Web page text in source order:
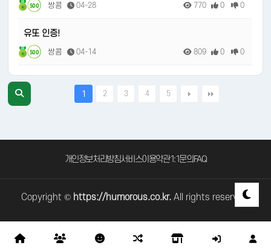
500 쌍콤 04-28 770 0 0
유또 인증!
500 쌍콤 04-14 809 0 0
1 2 3 4 5
개인정보처리방침서비스이용약관1:1문의FAQ
Copyright © https://humorous.co.kr.All rights reserved.